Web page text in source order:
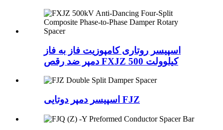
اسپیسر روتاری کامپوزیت فاز به فاز
دمپر ضد رقص FXJZ 500 کیلوولت
اسپیسر دمپر دوتایی FJZ